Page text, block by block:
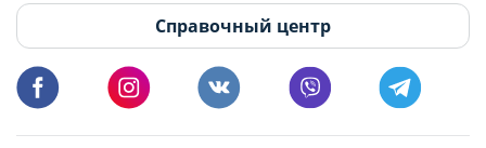
Пишите и звоните нам в будние дни с 8:00 до 20:00.
Справочный центр